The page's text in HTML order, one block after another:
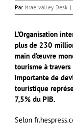
Par Israelvalley Desk |
L’Organisation
plus de 230
main d’œuvre
tourisme à
importante de
touristique
7,5% du PIB.
Selon